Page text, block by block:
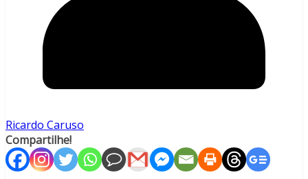
Ricardo Caruso
Compartilhe!